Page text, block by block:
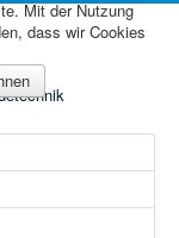
Mit der Nutzung
dass wir Cookies